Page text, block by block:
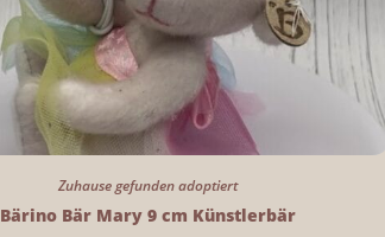
Zuhause gefunden adoptiert
Bärino Bär Mary 9 cm Künstlerbär